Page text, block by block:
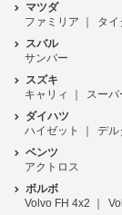
マツダ
ファミリア
タイ
スバル
サンバー
スズキ
キャリィ
スーパ
ダイハツ
ハイゼット
デル
ベンツ
アクトロス
ボルボ
Volvo FH 4x2